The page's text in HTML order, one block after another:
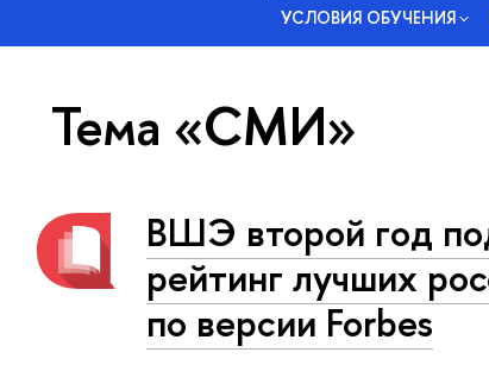
УСЛОВИЯ ОБУЧЕНИЯ
Тема «СМИ»
ВШЭ второй год
рейтинг лучших
по версии Forbes